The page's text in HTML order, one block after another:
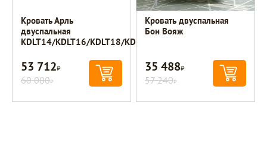
Кровать Арль
двуспальная
KDLT14/KDLT16/KDLT18/KDLT20
53 712Р
60 000Р
Кровать двуспальная
Бон Вояж
35 488Р
57 240Р